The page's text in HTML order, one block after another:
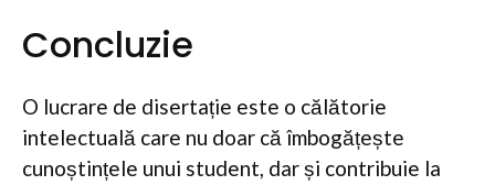
Concluzie
O lucrare de disertație este o călătorie
intelectuală care nu doar că îmbogățește
cunoștințele unui student, dar și contribuie la